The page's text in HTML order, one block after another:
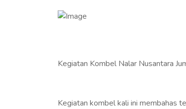
Kegiatan Kombel Nalar Nusantara
Kegiatan kombel kali ini membahas